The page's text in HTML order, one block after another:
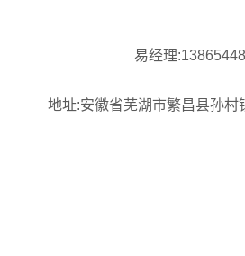
易经理
地址:安徽省芜湖市繁昌县孙村